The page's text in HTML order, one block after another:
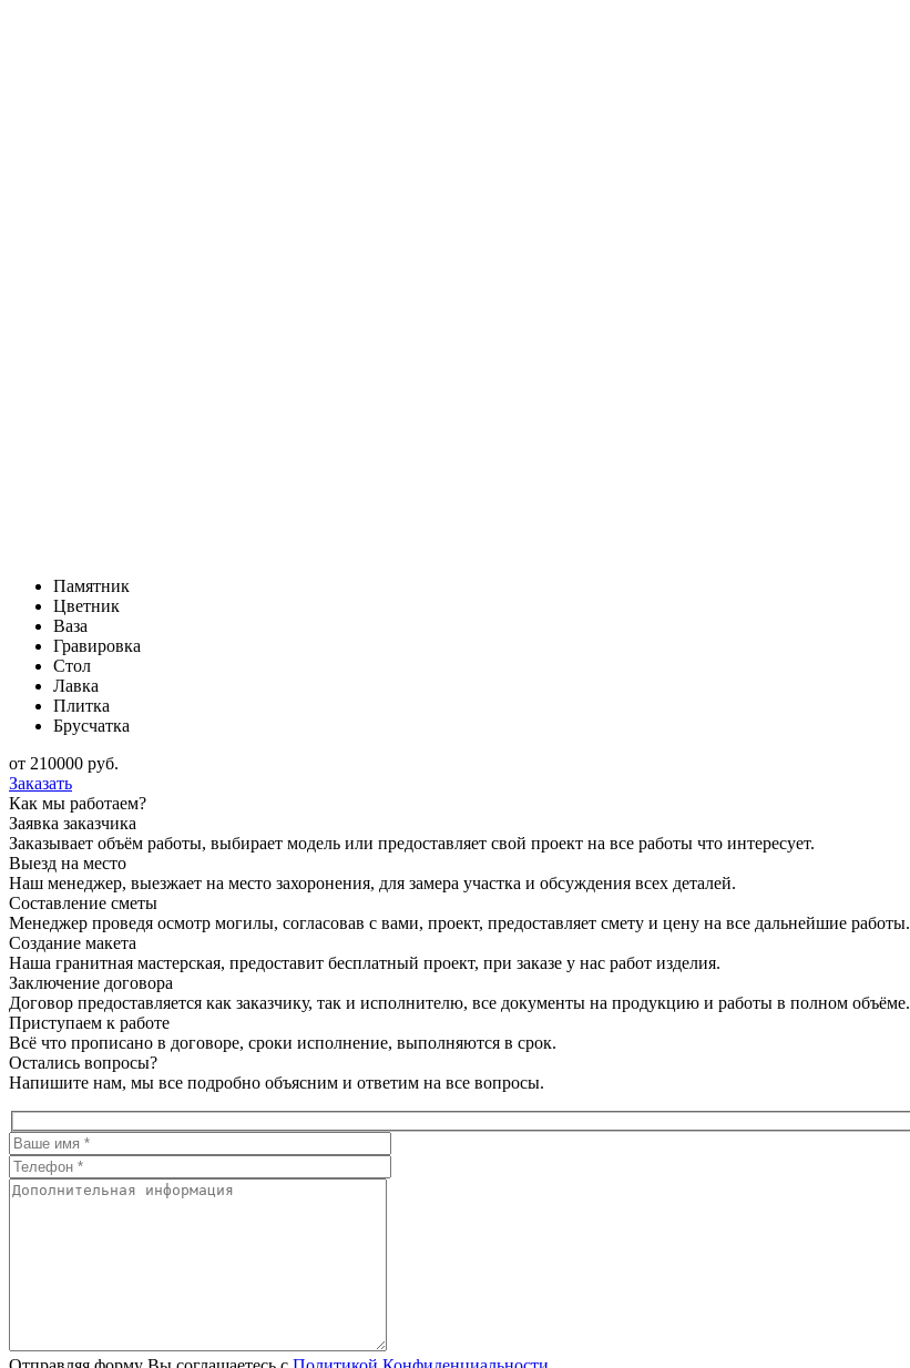
Памятник
Цветник
Ваза
Гравировка
Стол
Лавка
Плитка
Брусчатка
от 210000 руб.
Заказать
Как мы работаем?
Заявка заказчика
Заказывает объём работы, выбирает модель или предоставляет свой проект на все работы что интересует.
Выезд на место
Наш менеджер, выезжает на место захоронения, для замера участка и обсуждения всех деталей.
Составление сметы
Менеджер проведя осмотр могилы, согласовав с вами, проект, предоставляет смету и цену на все дальнейшие работы.
Создание макета
Наша гранитная мастерская, предоставит бесплатный проект, при заказе у нас работ изделия.
Заключение договора
Договор предоставляется как заказчику, так и исполнителю, все документы на продукцию и работы в полном объёме.
Приступаем к работе
Всё что прописано в договоре, сроки исполнение, выполняются в срок.
Остались вопросы?
Напишите нам, мы все подробно объясним и ответим на все вопросы.